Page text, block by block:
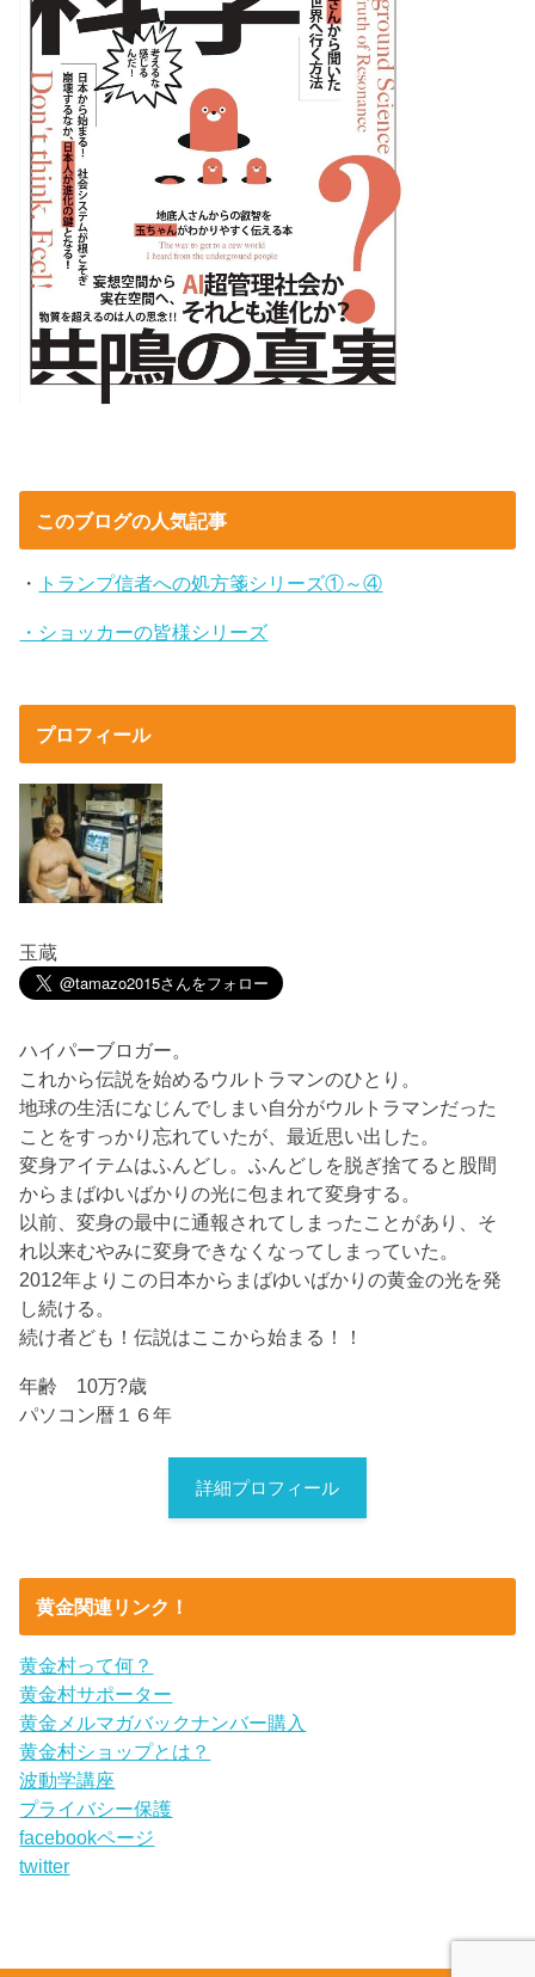
このブログの人気記事
・ トランプ信者への処方箋シリーズ①～④
・ショッカーの皆様シリーズ
プロフィール
玉蔵
ハイパーブロガー。
これから伝説を始めるウルトラマンのひとり。
地球の生活になじんでしまい自分がウルトラマンだった
ことをすっかり忘れていたが、最近思い出した。
変身アイテムはふんどし。ふんどしを脱ぎ捨てると股間
からまばゆいばかりの光に包まれて変身する。
以前、変身の最中に通報されてしまったことがあり、そ
れ以来むやみに変身できなくなってしまっていた。
2012年よりこの日本からまばゆいばかりの黄金の光を発
し続ける。
続け者ども！伝説はここから始まる！！
年齢 10万?歳
パソコン暦１６年
詳細プロフィール
黄金関連リンク！
黄金村って何？
黄金村サポーター
黄金メルマガバックナンバー購入
黄金村ショップとは？
波動学講座
プライバシー保護
facebookページ
twitter